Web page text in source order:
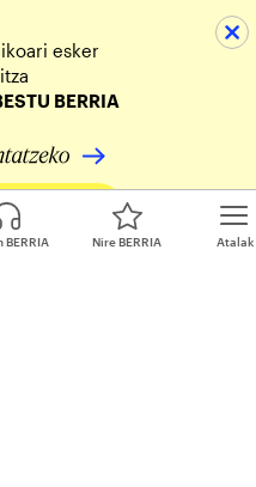
Atalak
BERRIA Nire BERRIA
esker
BERRIA